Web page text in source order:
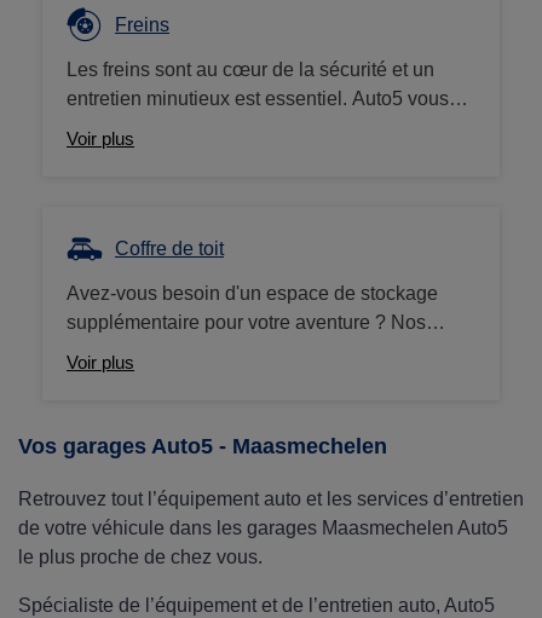
Freins
Les freins sont au cœur de la sécurité et un
entretien minutieux est essentiel. Auto5 vous
propose une large gamme de plaquettes et
prix compétitifs.
Voir plus
Coffre de toit
Avez-vous besoin d'un espace de stockage
supplémentaire pour votre aventure ? Nos
coffres de toit (ou d'attelage) sont la solution
meilleur prix, avec le montage offert en centre !
Voir plus
Vos garages Auto5 - Maasmechelen
Retrouvez tout l’équipement auto et les services d’entretien
de votre véhicule dans les garages Maasmechelen Auto5
le plus proche de chez vous.
Spécialiste de l’équipement et de l’entretien auto, Auto5